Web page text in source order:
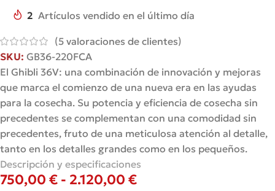
2 Artículos vendido en el último día
(5 valoraciones de clientes)
SKU: GB36-220FCA
El Ghibli 36V: una combinación de innovación y mejoras
que marca el comienzo de una nueva era en las ayudas
para la cosecha. Su potencia y eficiencia de cosecha sin
precedentes se complementan con una comodidad sin
precedentes, fruto de una meticulosa atención al detalle,
tanto en los detalles grandes como en los pequeños.
Descripción y especificaciones
750,00 € - 2.120,00 €